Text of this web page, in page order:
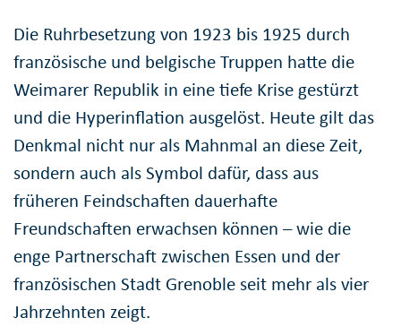
Die Ruhrbesetzung von 1923 bis 1925 durch
französische und belgische Truppen hatte die
Weimarer Republik in eine tiefe Krise gestürzt
und die Hyperinflation ausgelöst. Heute gilt das
Denkmal nicht nur als Mahnmal an diese Zeit,
sondern auch als Symbol dafür, dass aus
früheren Feindschaften dauerhafte
Freundschaften erwachsen können – wie die
enge Partnerschaft zwischen Essen und der
französischen Stadt Grenoble seit mehr als vier
Jahrzehnten zeigt.